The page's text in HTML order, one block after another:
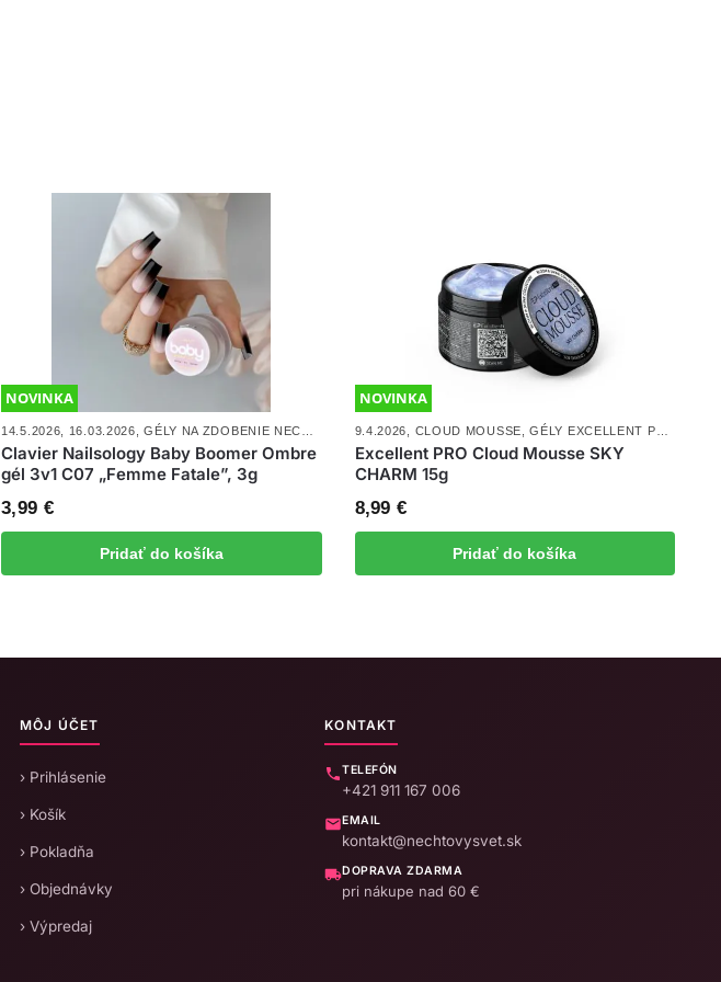
,NOVINKY
NOVINKA
14.5.2026 16.03.2026 ,GÉLY NA ZDOBENIE NECHTOV NOVINKY, PEČIATKOVANIE + OMBRE
Clavier Nailsology Baby Boomer Ombre
gél 3v1 C07 „Femme Fatale”, 3g
3,99 €
Pridať do košíka
NOVINKA
9.4.2026 CLOUD MOUSSE ,GÉLY EXCELLENT PRO
Excellent PRO Cloud Mousse SKY
CHARM 15g
8,99€
Pridať do košíka
MÔJ ÚČET
› Prihlásenie
› Košík
› Pokladňa
› Objednávky
› Výpredaj
KONTAKT
TELEFÓN
+421 911 167 006
EMAIL
kontakt@nechtovysvet.sk
DOPRAVA ZDARMA
pri nákupe nad 60 €